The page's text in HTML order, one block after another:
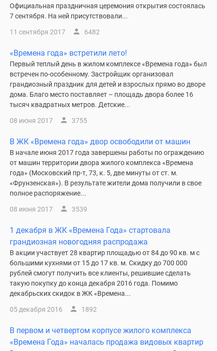
Официальная праздничная церемония открытия состоялась
7 сентября. На ней присутствовали...
11 сентября 2017 6482
«Времена года» встретили лето!
Первый теплый день в жилом комплексе «Времена года» был
встречен по-особенному. Застройщик организовал
грандиозный праздник для детей и взрослых прямо во дворе
дома. Благо место поставляет – площадь двора более 16
тысяч квадратных метров. Детские...
08 июня 2017 3755
В ЖК «Времена года» двор освободили от машин
В начале июня 2017 года завершены работы по ограждению
от машин территории двора жилого комплекса «Времена
года» (Московский пр-т, 73, к. 5, две минуты от ст. м.
«Фрунзенская»). В результате жители дома получили в свое
полное распоряжение...
08 июня 2017 3539
1 декабря в ЖК «Времена Года» стартовала
грандиозная новогодняя распродажа
В акции участвует 28 квартир площадью от 84 до 90 кв. м с
большими кухнями от 15 до 17 кв. м. Скидку до 700 000
рублей смогут получить все клиенты, решившие сделать
такую покупку до конца декабря 2016 года. Помимо
декабрьских скидок в ЖК «Времена...
05 декабря 2016 1892
В первом и четвертом корпусе жилого комплекса
«Времена Года» началась продажа видовых квартир